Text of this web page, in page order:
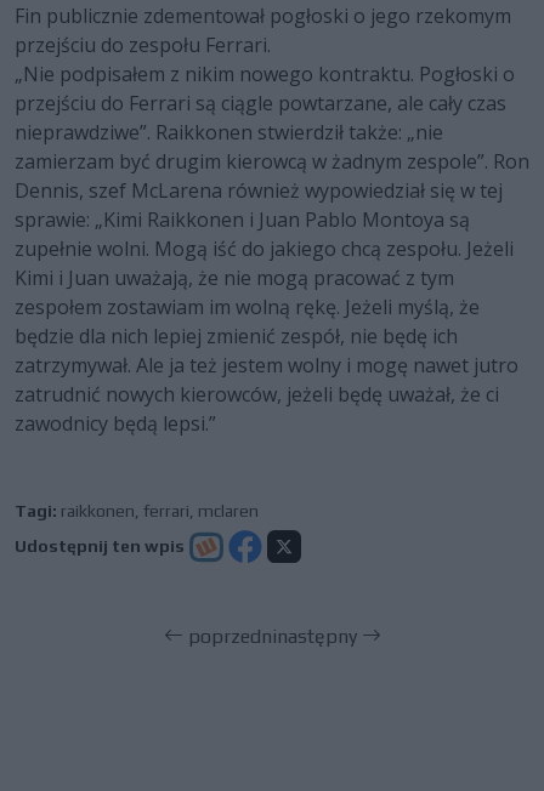
Fin publicznie zdementował pogłoski o jego rzekomym
przejściu do zespołu Ferrari.
„Nie podpisałem z nikim nowego kontraktu. Pogłoski o
przejściu do Ferrari są ciągle powtarzane, ale cały czas
nieprawdziwe”. Raikkonen stwierdził także: „nie
zamierzam być drugim kierowcą w żadnym zespole”. Ron
Dennis, szef McLarena również wypowiedział się w tej
sprawie: „Kimi Raikkonen i Juan Pablo Montoya są
zupełnie wolni. Mogą iść do jakiego chcą zespołu. Jeżeli
Kimi i Juan uważają, że nie mogą pracować z tym
zespołem zostawiam im wolną rękę. Jeżeli myślą, że
będzie dla nich lepiej zmienić zespół, nie będę ich
zatrzymywał. Ale ja też jestem wolny i mogę nawet jutro
zatrudnić nowych kierowców, jeżeli będę uważał, że ci
zawodnicy będą lepsi.”
Tagi: raikkonen ferrari mclaren
Udostępnij ten wpis
poprzedninastępny